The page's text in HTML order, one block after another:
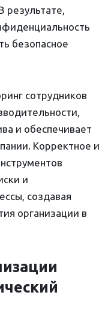
результате,
безопасное
сотрудников
и обеспечивает
Корректное и
и
создавая
организации в